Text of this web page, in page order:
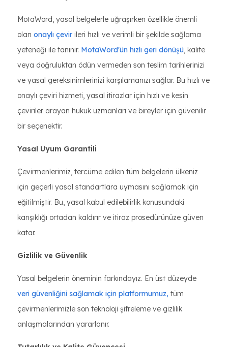
MotaWord, yasal belgelerle uğraşırken özellikle önemli
olan onaylı çevir ileri hızlı ve verimli bir şekilde sağlama
yeteneği ile tanınır. MotaWord'ün hızlı geri dönüşü, kalite
veya doğruluktan ödün vermeden son teslim tarihlerinizi
ve yasal gereksinimlerinizi karşılamanızı sağlar. Bu hızlı ve
onaylı çeviri hizmeti, yasal itirazlar için hızlı ve kesin
çeviriler arayan hukuk uzmanları ve bireyler için güvenilir
bir seçenektir.
Yasal Uyum Garantili
Çevirmenlerimiz, tercüme edilen tüm belgelerin ülkeniz
için geçerli yasal standartlara uymasını sağlamak için
eğitilmiştir. Bu, yasal kabul edilebilirlik konusundaki
karışıklığı ortadan kaldırır ve itiraz prosedürünüze güven
katar.
Gizlilik ve Güvenlik
Yasal belgelerin öneminin farkındayız. En üst düzeyde
veri güvenliğini sağlamak için platformumuz, tüm
çevirmenlerimizle son teknoloji şifreleme ve gizlilik
anlaşmalarından yararlanır.